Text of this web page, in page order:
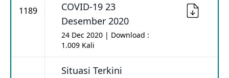
1189
COVID-19 23
Desember 2020
24 Dec 2020 | Download :
1.009 Kali
Situasi Terkini